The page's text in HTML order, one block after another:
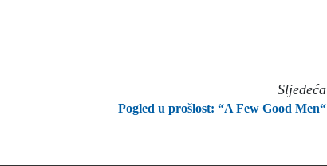
Sljedeća
Pogled u prošlost: “A Few Good Men“